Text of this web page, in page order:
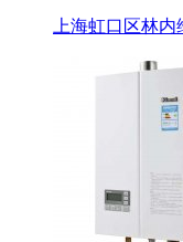
上海虹口区林